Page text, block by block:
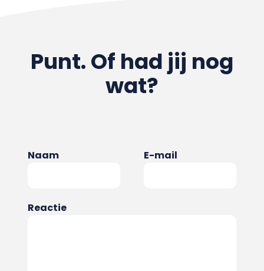
Punt. Of had jij nog
wat?
Naam E-mail
Reactie